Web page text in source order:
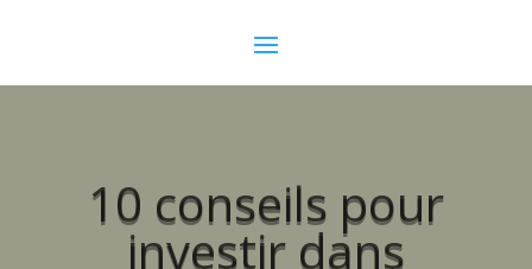
10 conseils pour
investir dans